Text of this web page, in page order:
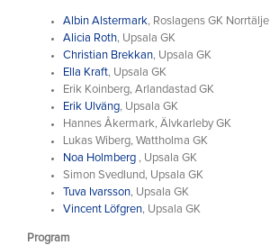
Albin Alstermark, Roslagens GK Norrtälje
Alicia Roth, Upsala GK
Christian Brekkan, Upsala GK
Ella Kraft, Upsala GK
Erik Koinberg, Arlandastad GK
Erik Ulväng, Upsala GK
Hannes Åkermark, Älvkarleby GK
Lukas Wiberg, Wattholma GK
Noa Holmberg , Upsala GK
Simon Svedlund, Upsala GK
Tuva Ivarsson, Upsala GK
Vincent Löfgren, Upsala GK
Program